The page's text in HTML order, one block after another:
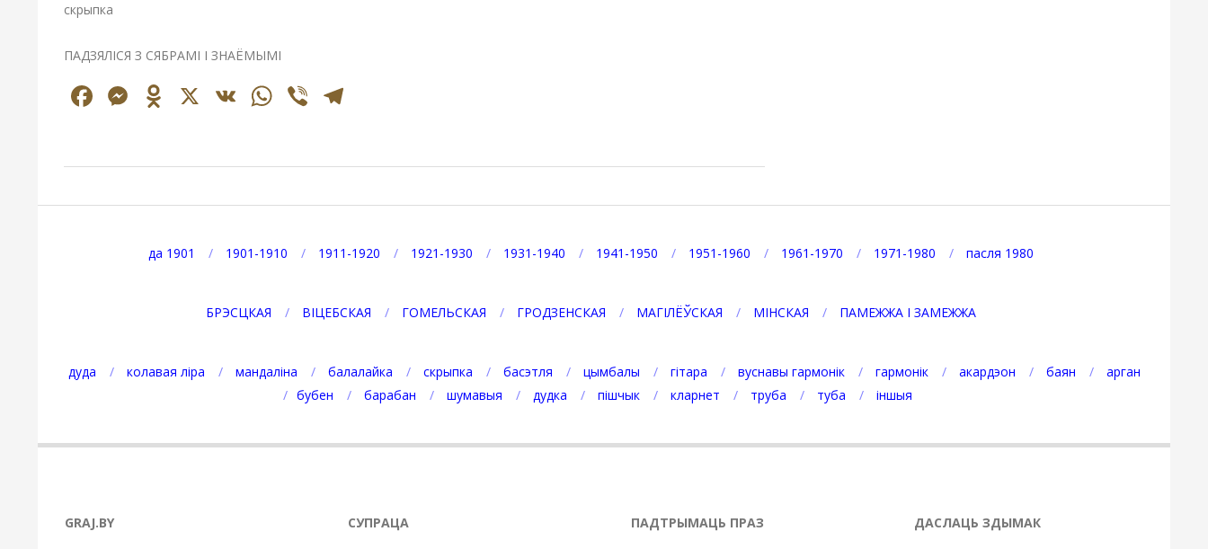
скрыпка
ПАДЗЯЛІСЯ З СЯБРАМІ І ЗНАЁМЫМІ
Facebook
Messenger
Odnoklassniki
X VK WhatsApp
Viber
12-
да 1901
1901-1910 1911-1920 1921-1930 1931-1940 1941-1950 1951-1960 1961-1970 1971-1980 пасля 1980
БРЭСЦКАЯ ВІЦЕБСКАЯ ГОМЕЛЬСКАЯ ГРОДЗЕНСКАЯ МАГІЛЁЎСКАЯ МІНСКАЯ ПАМЕЖЖА І ЗАМЕЖЖА
дуда колавая ліра мандаліна балалайка скрыпка басэтля цымбалы гітара вуснавы гармонік гармонік акардэон баян
арган
бубен
барабан шумавыя дудка пішчык кларнет труба туба іншыя
GRAJ.BY СУПРАЦА ПАДТРЫМАЦЬ ПРАЗ ДАСЛАЦЬ ЗДЫМАК